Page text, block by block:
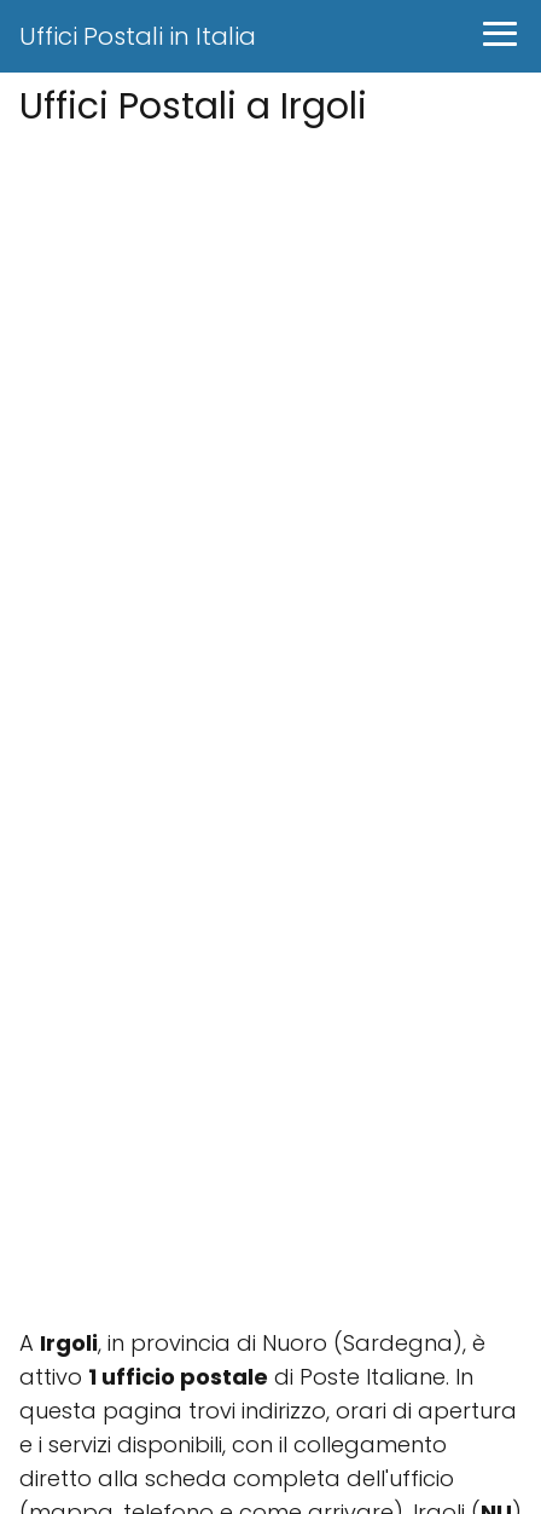
Uffici Postali in Italia
Uffici Postali a Irgoli
A Irgoli, in provincia di Nuoro (Sardegna), è
attivo 1 ufficio postale di Poste Italiane. In
questa pagina trovi indirizzo, orari di apertura
e i servizi disponibili, con il collegamento
diretto alla scheda completa dell'ufficio